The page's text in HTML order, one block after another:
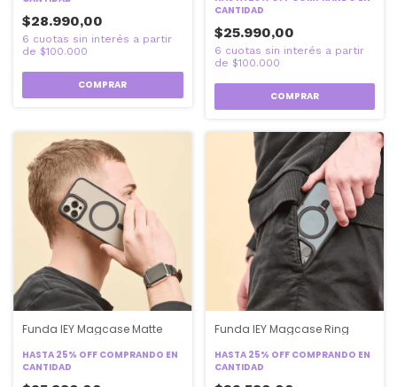
$28.990,00
COMPRAR
CANTIDAD
$25.990,00
COMPRAR
Funda IEY Magcase Matte
HASTA 25% OFF COMPRANDO EN
CANTIDAD
Funda IEY Magcase Ring
HASTA 25% OFF COMPRANDO EN
CANTIDAD